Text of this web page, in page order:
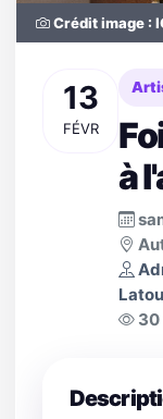
Crédit image :
13
FÉVR
à
30